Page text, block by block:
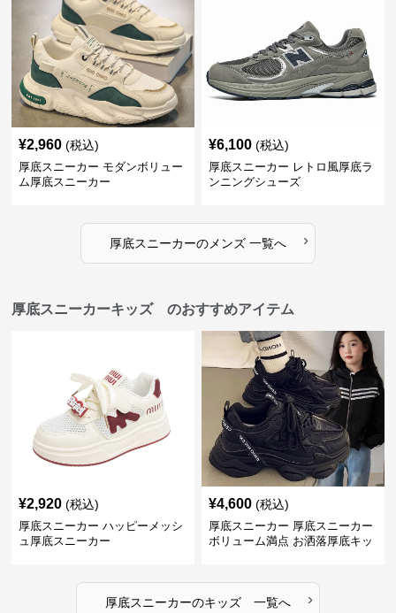
¥2,960 (税込)
厚底スニーカー モダンボリュー
ム厚底スニーカー
¥6,100 (税込)
厚底スニーカー レトロ風厚底ラ
ンニングシューズ
厚底スニーカーのメンズ 一覧へ ›
厚底スニーカーキッズ のおすすめアイテム
¥2,920 (税込)
厚底スニーカー ハッピーメッシ
ュ厚底スニーカー
¥4,600 (税込)
厚底スニーカー 厚底スニーカー
ボリューム満点 お洒落厚底キッ
厚底スニーカーのキッズ 一覧へ ›